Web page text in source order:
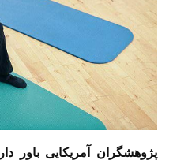
پژوهشگران آمریکایی باور